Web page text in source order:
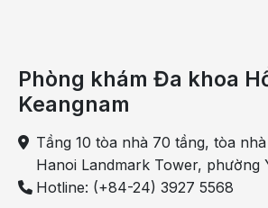
Điều trị sớm các bệnh lý giác mạc
tăng khả năng bảo tồn mô giác mạc tự
chính xác, cá thể hóa phác đồ
Phòng khám Đa khoa
Keangnam
Tầng 10 tòa nhà 70 tầng, tòa
Hanoi Landmark Tower, phường
Hotline: (+84-24) 3927 5568